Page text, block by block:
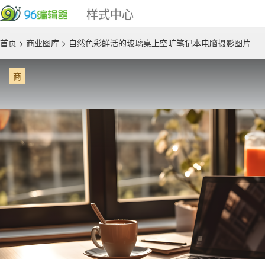
样式中心
首页 > 商业图库 > 自然色彩鲜活的玻璃桌上空旷笔记本电脑摄影图片
商